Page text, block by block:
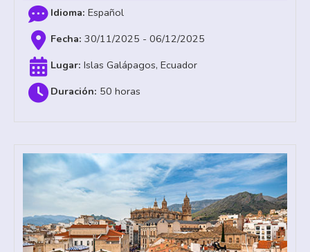
Español
30/11/2025 - 06/12/2025
Islas Galápagos, Ecuador
50 horas